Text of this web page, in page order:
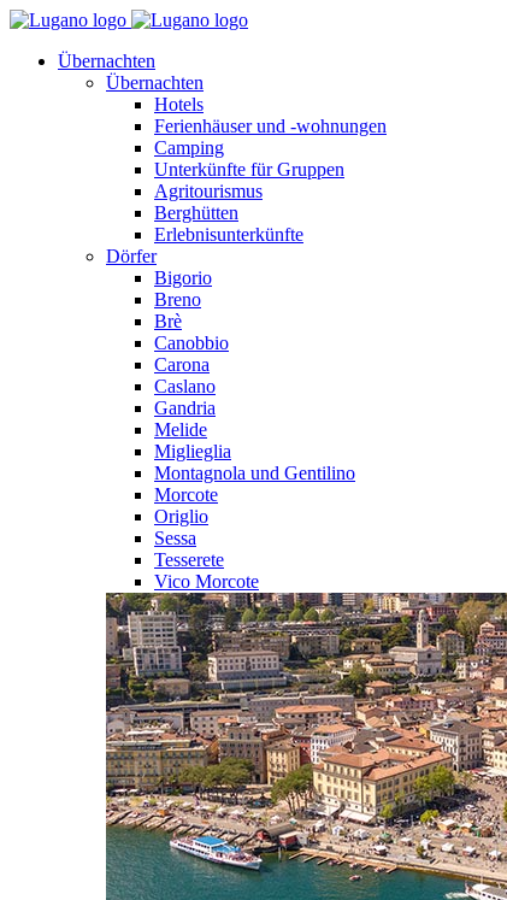
Übernachten
Übernachten
Hotels
Ferienhäuser und -wohnungen
Camping
Unterkünfte für Gruppen
Agritourismus
Berghütten
Erlebnisunterkünfte
Dörfer
Bigorio
Breno
Brè
Canobbio
Carona
Caslano
Gandria
Melide
Miglieglia
Montagnola und Gentilino
Morcote
Origlio
Sessa
Tesserete
Vico Morcote